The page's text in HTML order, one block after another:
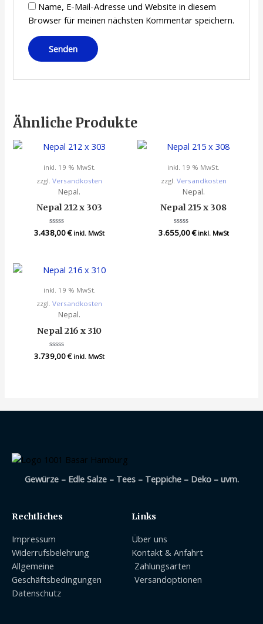
Name, E-Mail-Adresse und Website in diesem
Browser für meinen nächsten Kommentar speichern.
Ähnliche Produkte
inkl. 19 % MwSt.
zzgl.Versandkosten
Nepal.
Nepal 212 x 303
Bewertet
mit
3.438,00€ inkl. MwSt
inkl. 19 % MwSt.
zzgl. Versandkosten
Nepal.
Nepal 215 x 308
Bewertet
mit
3.655,00€ inkl. MwSt
inkl. 19 % MwSt.
zzgl.Versandkosten
Nepal.
Nepal 216 x 310
Bewertet
mit
3.739,00€ inkl. MwSt
Gewürze – Edle Salze – Tees – Teppiche – Deko – uvm.
Rechtliches
Impressum
Widerrufsbelehrung
Allgemeine
Geschäftsbedingungen
Datenschutz
Links
Über uns
Kontakt & Anfahrt
Zahlungsarten
Versandoptionen